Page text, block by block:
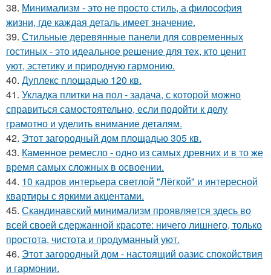
38. Минимализм - это не просто стиль, а философия
жизни, где каждая деталь имеет значение.
39. Стильные деревянные панели для современных
гостиных - это идеальное решение для тех, кто ценит
уют, эстетику и природную гармонию.
40. Дуплекс площадью 120 кв.
41. Укладка плитки на пол - задача, с которой можно
справиться самостоятельно, если подойти к делу
грамотно и уделить внимание деталям.
42. Этот загородный дом площадью 305 кв.
43. Каменное ремесло - одно из самых древних и в то же
время самых сложных в освоении.
44. 10 кадров интерьера светлой "Лёгкой" и интересной
квартиры с яркими акцентами.
45. Скандинавский минимализм проявляется здесь во
всей своей сдержанной красоте: ничего лишнего, только
простота, чистота и продуманный уют.
46. Этот загородный дом - настоящий оазис спокойствия
и гармонии.